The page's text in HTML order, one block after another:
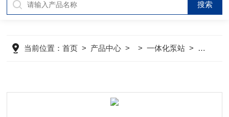
当前位置：首页 > 产品中心 > >一体化泵站 > 雨水管